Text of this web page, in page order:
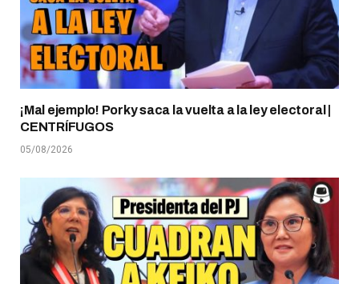
¡Mal ejemplo! Porky saca la vuelta a la ley electoral |
CENTRÍFUGOS
05/08/2026